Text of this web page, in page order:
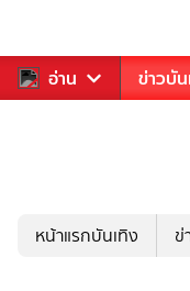
อ่าน
กีฬา ข่าว ข่าวบั
หน้าแรกบันเทิง ข่